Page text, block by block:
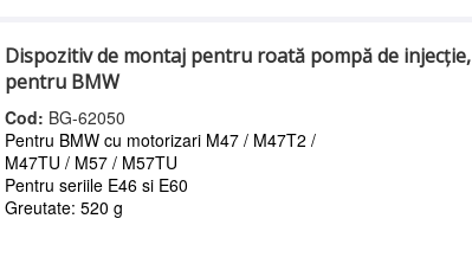
Dispozitiv de montaj pentru roată pompă de injecţie,
pentru BMW
Cod: BG-62050
Pentru BMW cu motorizari M47 / M47T2 /
M47TU / M57 / M57TU
Pentru seriile E46 si E60
Greutate: 520 g